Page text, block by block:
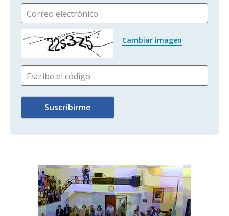
Correo electrónico
Cambiar imagen
Escribe el código